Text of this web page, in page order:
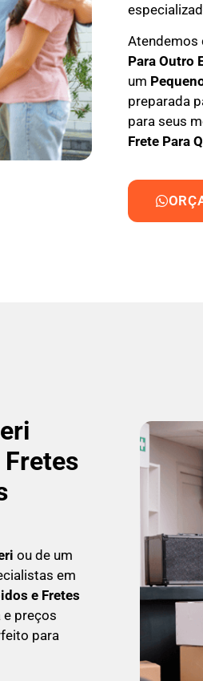
Atendemos
Para Outro
um
preparada
para seus
Frete Para
Fretes
ou de um
em
e Fretes
e preços
para